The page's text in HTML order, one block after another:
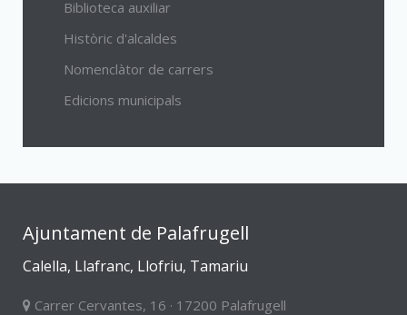
Biblioteca auxiliar
Històric d'alcaldes
Nomenclàtor de carrers
Edicions municipals
Ajuntament de Palafrugell
Calella, Llafranc, Llofriu, Tamariu
Carrer Cervantes, 16 · 17200 Palafrugell